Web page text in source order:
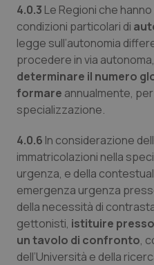
4.0.3 Le Regioni che
condizioni particolari di
legge sull’autonomia
procedere in via
determinare il numero
formare annualmente,
specializzazione.
4.0.6 In considerazione
immatricolazioni nella
urgenza, e della
emergenza urgenza
della necessità di
gettonisti, istituire
un tavolo di confronto,
dell’Università e della